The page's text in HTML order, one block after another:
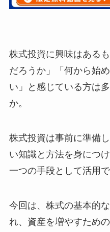
株式投資に興味はある
だろうか」「何から始
い」と感じている方は
か。
株式投資は事前に準備
い知識と方法を身につ
一つの手段として活用で
今回は、株式の基本的
れ、資産を増やすため